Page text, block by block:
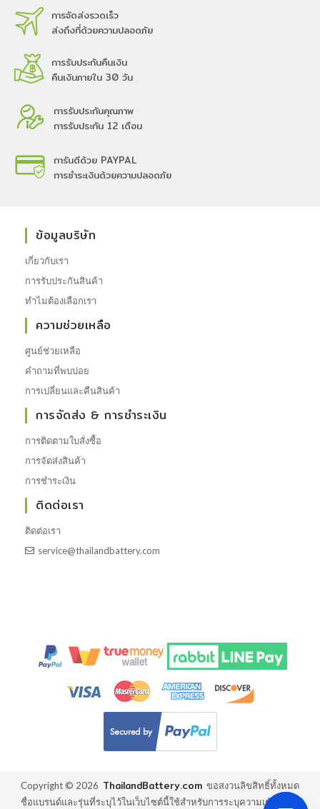
การจัดส่งรวดเร็ว
ส่งถึงที่ด้วยความปลอดภัย
การรับประกันคืนเงิน
คืนเงินภายใน 30 วัน
การรับประกันคุณภาพ
การรับประกัน 12 เดือน
การันตีด้วย PAYPAL
การชำระเงินด้วยความปลอดภัย
ข้อมูลบริษัท
เกี่ยวกับเรา
การรับประกันสินค้า
ทำไมต้องเลือกเรา
ความช่วยเหลือ
ศูนย์ช่วยเหลือ
คำถามที่พบบ่อย
การเปลี่ยนและคืนสินค้า
การจัดส่ง & การชำระเงิน
การติดตามใบสั่งซื้อ
การจัดส่งสินค้า
การชำระเงิน
ติดต่อเรา
ติดต่อเรา
service@thailandbattery.com
Copyright © 2026 ThailandBattery.com ขอสงวนลิขสิทธิ์ทั้งหมด
ชื่อแบรนด์และรุ่นที่ระบุไว้ในเว็บไซต์นี้ใช้สำหรับการระบุความเข้ากันได้